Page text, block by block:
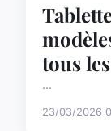
tous
...
23/03/2026